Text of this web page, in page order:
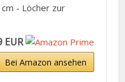
- Löcher zur
EUR
Bei Amazon ansehen